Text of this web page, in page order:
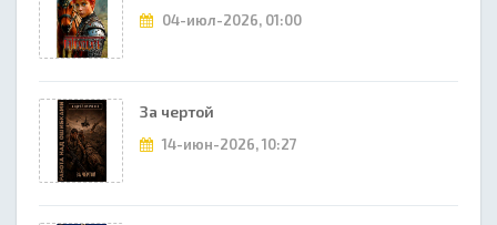
04-июл-2026, 01:00
За чертой
14-июн-2026, 10:27